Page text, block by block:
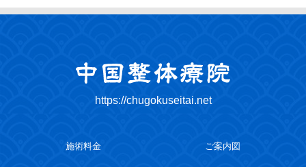
https://chugokuseitai.net
施術料金 ご案内図